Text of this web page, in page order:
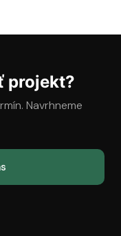
projekt?
Navrhneme